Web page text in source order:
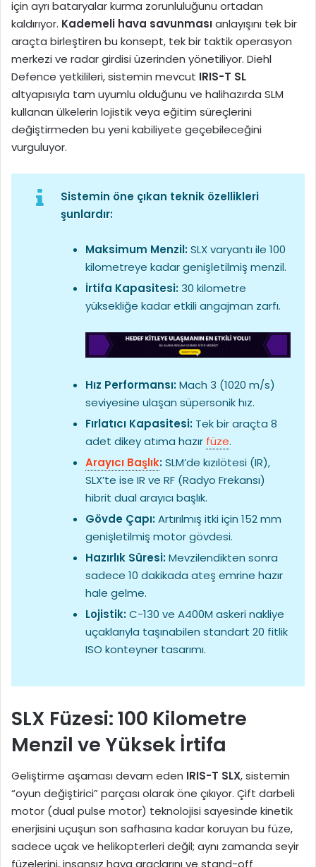
için ayrı bataryalar kurma zorunluluğunu ortadan
kaldırıyor. Kademeli hava savunmasıanlayışını tek bir
araçta birleştiren bu konsept, tek bir taktik operasyon
merkezi ve radar girdisi üzerinden yönetiliyor. Diehl
Defence yetkilileri, sistemin mevcut IRIS-T SL
altyapısıyla tam uyumlu olduğunu ve halihazırda SLM
kullanan ülkelerin lojistik veya eğitim süreçlerini
değiştirmeden bu yeni kabiliyete geçebileceğini
vurguluyor.
Sistemin öne çıkan teknik özellikleri
şunlardır:
Maksimum Menzil:SLX varyantı ile 100
kilometreye kadar genişletilmiş menzil.
İrtifa Kapasitesi:30 kilometre
yüksekliğe kadar etkili angajman zarfı.
Hız Performansı:Mach 3 (1020 m/s)
seviyesine ulaşan süpersonik hız.
Fırlatıcı Kapasitesi: Tek bir araçta 8
adet dikey atıma hazır füze.
Arayıcı Başlık:SLM’de kızılötesi (IR),
SLX’te ise IR ve RF (Radyo Frekansı)
hibrit dual arayıcı başlık.
Gövde Çapı:Artırılmış itki için 152 mm
genişletilmiş motor gövdesi.
Hazırlık Süresi:Mevzilendikten sonra
sadece 10 dakikada ateş emrine hazır
hale gelme.
Lojistik:C-130 ve A400M askeri nakliye
uçaklarıyla taşınabilen standart 20 fitlik
ISO konteyner tasarımı.
SLX Füzesi: 100 Kilometre
Menzil ve Yüksek İrtifa
Geliştirme aşaması devam eden IRIS-T SLX, sistemin
“oyun değiştirici” parçası olarak öne çıkıyor. Çift darbeli
motor (dual pulse motor) teknolojisi sayesinde kinetik
enerjisini uçuşun son safhasına kadar koruyan bu füze,
sadece uçak ve helikopterleri değil; aynı zamanda seyir
füzelerini, insansız hava araçlarını ve stand-off